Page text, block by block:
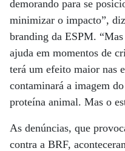
demorando para se
minimizar o impacto”,
branding da ESPM.
ajuda em momentos de
terá um efeito maior nas
contaminará a imagem
proteína animal. Mas o
As denúncias, que
contra a BRF,